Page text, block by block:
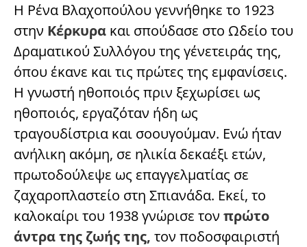
Η Ρένα Βλαχοπούλου γεννήθηκε το 1923
στην Κέρκυρα και σπούδασε στο Ωδείο του
Δραματικού Συλλόγου της γένετειράς της,
όπου έκανε και τις πρώτες της εμφανίσεις.
Η γνωστή ηθοποιός πριν ξεχωρίσει ως
ηθοποιός, εργαζόταν ήδη ως
τραγουδίστρια και σοουγούμαν. Ενώ ήταν
ανήλικη ακόμη, σε ηλικία δεκαέξι ετών,
πρωτοδούλεψε ως επαγγελματίας σε
ζαχαροπλαστείο στη Σπιανάδα. Εκεί, το
καλοκαίρι του 1938 γνώρισε τον πρώτο
άντρα της ζωής της, τον ποδοσφαιριστή